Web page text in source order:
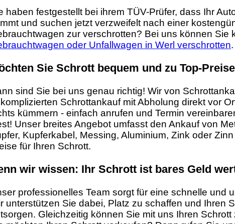
haben festgestellt bei ihrem TÜV-Prüfer, dass Ihr
und suchen jetzt verzweifelt nach einer
zur verschrotten? Bei uns können Sie
oder Unfallwagen in Werl verschrotten.
Sie Schrott bequem und zu Top-
sind Sie bei uns genau richtig! Wir von
Schrottankauf mit Abholung direkt vor
kümmern - einfach anrufen und Termin
Unser breites Angebot umfasst den Ankauf von
Kupferkabel, Messing, Aluminium, Zink oder
für Ihren Schrott.
wir wissen: Ihr Schrott ist bares Geld
professionelles Team sorgt für eine schnelle und
unterstützen Sie dabei, Platz zu schaffen und Ihren
Gleichzeitig können Sie mit uns Ihren